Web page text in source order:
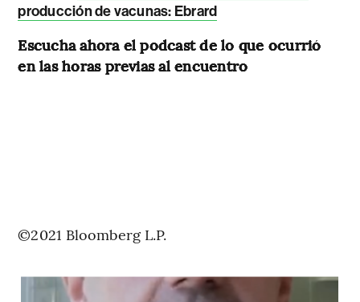
producción de vacunas: Ebrard
Escucha ahora el podcast de lo que ocurrió
en las horas previas al encuentro
©2021 Bloomberg L.P.